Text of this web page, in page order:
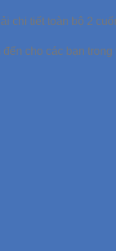
chi tiết toàn bộ 2
cho các bạn trong